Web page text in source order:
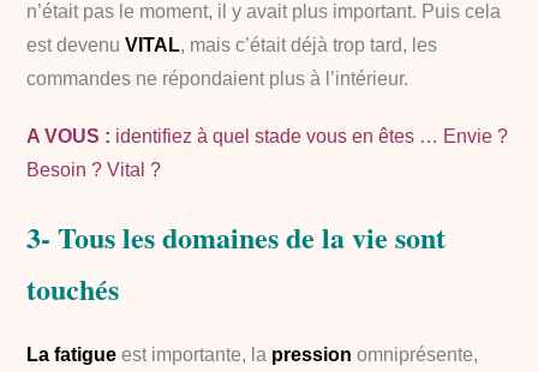
n’était pas le moment, il y avait plus important. Puis cela
est devenuVITAL, mais c’était déjà trop tard, les
commandes ne répondaient plus à l’intérieur.
A VOUS : identifiez à quel stade vous en êtes … Envie ?
Besoin ? Vital ?
3- Tous les domaines de la vie sont
touchés
La fatigue est importante, la pression omniprésente,